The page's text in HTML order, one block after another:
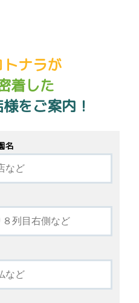
ナラが
着した
をご案内！
名